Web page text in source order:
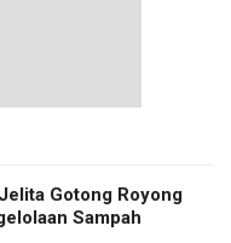
Gotong Royong
Sampah